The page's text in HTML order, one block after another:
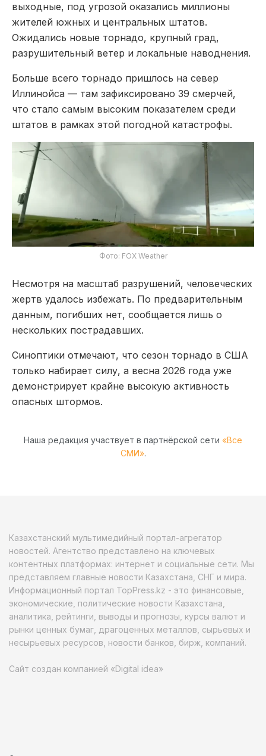
выходные, под угрозой оказались миллионы
жителей южных и центральных штатов.
Ожидались новые торнадо, крупный град,
разрушительный ветер и локальные наводнения.
Больше всего торнадо пришлось на север
Иллинойса — там зафиксировано 39 смерчей,
что стало самым высоким показателем среди
штатов в рамках этой погодной катастрофы.
Фото: FOX Weather
Несмотря на масштаб разрушений, человеческих
жертв удалось избежать. По предварительным
данным, погибших нет, сообщается лишь о
нескольких пострадавших.
Синоптики отмечают, что сезон торнадо в США
только набирает силу, а весна 2026 года уже
демонстрирует крайне высокую активность
опасных штормов.
Наша редакция участвует в партнёрской сети «Все
СМИ».
Казахстанский мультимедийный портал-агрегатор
новостей. Агентство представлено на ключевых
контентных платформах: интернет и социальные сети. Мы
представляем главные новости Казахстана, СНГ и мира.
Информационный портал TopPress.kz - это финансовые,
экономические, политические новости Казахстана,
аналитика, рейтинги, выводы и прогнозы, курсы валют и
рынки ценных бумаг, драгоценных металлов, сырьевых и
несырьевых ресурсов, новости банков, бирж, компаний.
Сайт создан компанией «Digital idea»